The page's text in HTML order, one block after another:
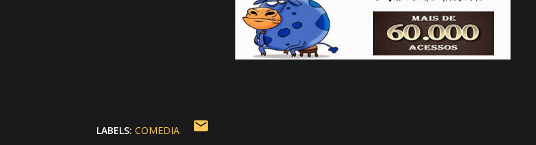
LABELS: COMEDIA